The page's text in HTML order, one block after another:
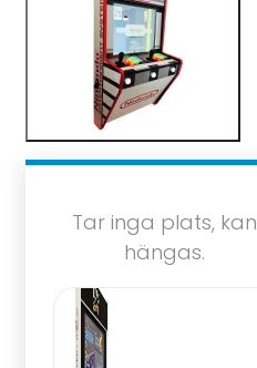
Tar inga plats, kan
hängas.